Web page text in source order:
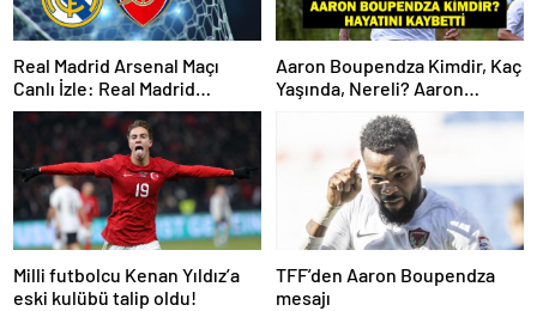
Real Madrid Arsenal Maçı
Canlı İzle: Real Madrid
Arsenal Maçı Hangi Kanalda?
Real Madrid Arsenal Maçı Ne
Zaman, Saat Kaçta? İşte Maç
Kadrosu
Aaron Boupendza Kimdir, Kaç
Yaşında, Nereli? Aaron
Boupendza neden öldü?
Süper Lig’in eski gol kralı
hayatını kaybetti!
Milli futbolcu Kenan Yıldız’a
eski kulübü talip oldu!
TFF’den Aaron Boupendza
mesajı